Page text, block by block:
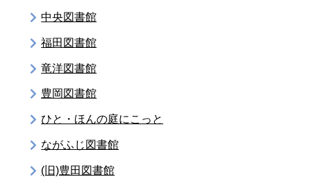
中央図書館
福田図書館
竜洋図書館
豊岡図書館
ひと・ほんの庭にこっと
ながふじ図書館
(旧)豊田図書館